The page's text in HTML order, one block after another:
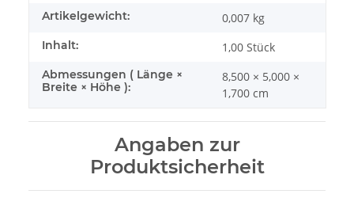
Artikelgewicht: 0,007 kg
Inhalt: 1,00 Stück
Abmessungen ( Länge ×
Breite × Höhe ):
8,500 × 5,000 ×
1,700 cm
Angaben zur
Produktsicherheit